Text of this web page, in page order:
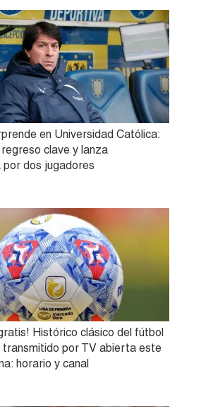
en Universidad Católica:
clave y lanza
dos jugadores
Histórico clásico del fútbol
transmitido por TV abierta este
horario y canal